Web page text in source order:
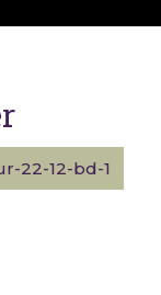
22-12-bd-1